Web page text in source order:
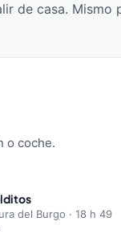
de casa.
o coche.
del Burgo · 18 h 49